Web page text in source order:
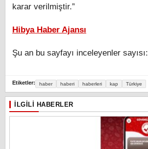
karar verilmiştir.”
Hibya Haber Ajansı
Şu an bu sayfayı inceleyenler sayısı:
Etiketler: haber haberi haberleri kap Türkiye
İLGILI HABERLER